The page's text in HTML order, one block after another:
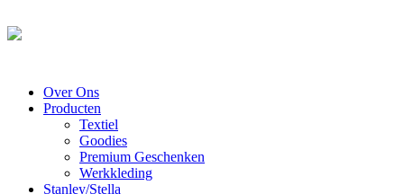
Over Ons
Producten
Textiel
Goodies
Premium Geschenken
Werkkleding
Stanley/Stella